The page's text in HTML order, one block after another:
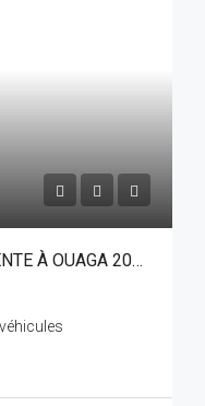
DUPLEX DE 11 PIÈCES EN VENTE À OUAGA 2000 ZONE C